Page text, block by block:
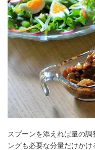
スプーンを添えれば量の
ングも必要な分量だけかけ